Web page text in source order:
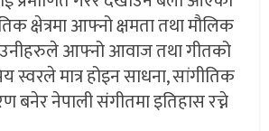
क्षेत्रमा आफ्नो क्षमता तथा मौलिक
उनीहरुले आफ्नो आवाज तथा गीतको
स्वरले मात्र होइन साधना, सांगीतिक
बनेर नेपाली संगीतमा इतिहास रच्ने